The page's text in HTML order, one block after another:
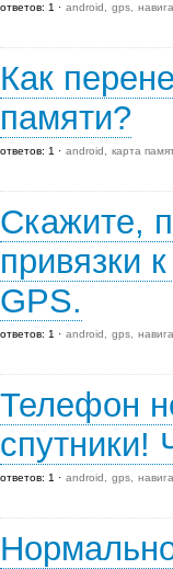
ответов: 1 android gps
Как
памяти?
ответов: 1 android карта
Скажите,
привязки
GPS.
ответов: 1 android gps
Телефон
спутники!
ответов: 1 android gps